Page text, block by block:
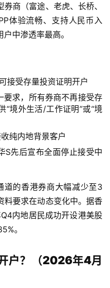
商（富途、老虎、长桥、
体验流畅、支持人民币入
中渗透率最高。
接受存量投资证明开户
要求，所有券商不再接受存
“境外生活/工作证明”或“境
纯内地背景客户
S先后宣布全面停止接受中
道的香港券商大幅减少至3
料要求在动态变化中。据香
内地居民成功开设港美股
。
户？（2026年4月